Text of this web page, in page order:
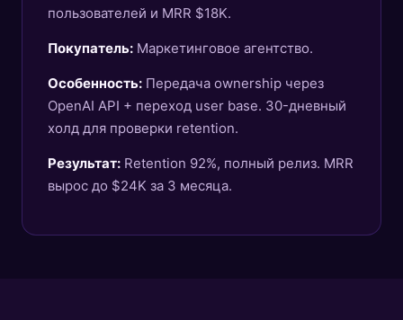
пользователей и MRR $18K.
Покупатель: Маркетинговое агентство.
Особенность: Передача ownership через
OpenAI API + переход user base. 30-дневный
холд для проверки retention.
Результат: Retention 92%, полный релиз. MRR
вырос до $24K за 3 месяца.